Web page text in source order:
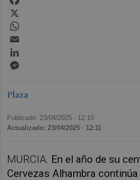
Plaza
Publicado: 23/04/2025 · 12:10
Actualizado: 23/04/2025 · 12:11
MURCIA. En el año de su
Cervezas Alhambra